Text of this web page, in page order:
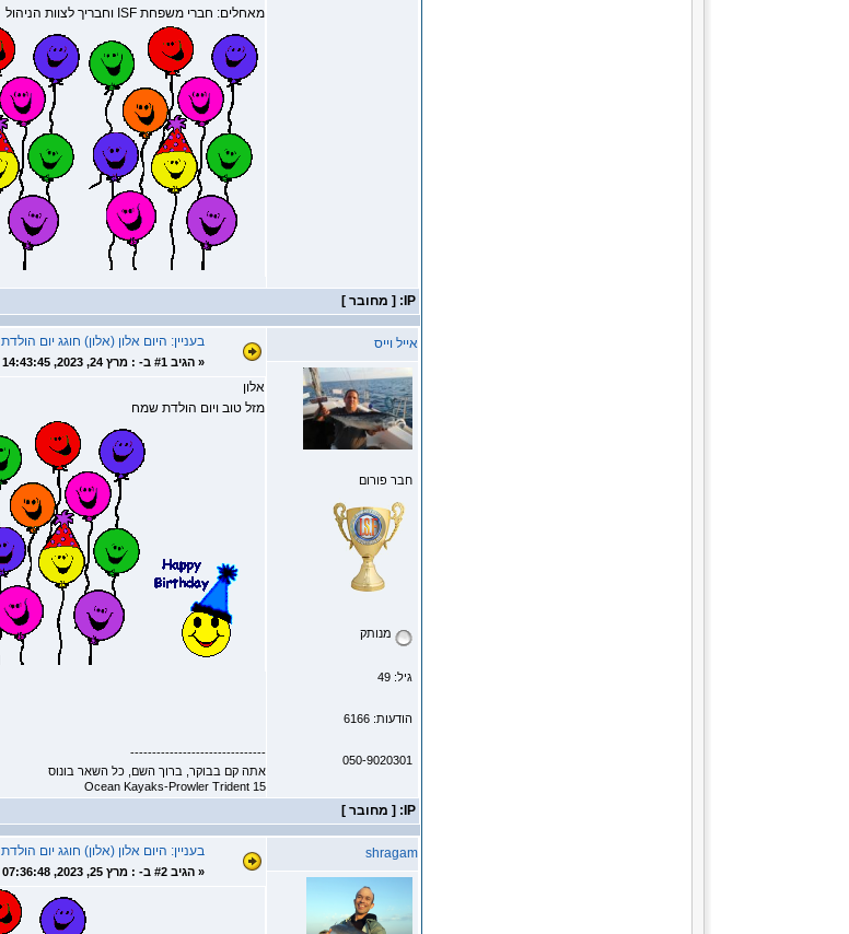
מאחלים: חברי משפחת ISF וחבריך לצוות הניהול
אייל וייס
חבר פורום
מנותק
גיל: 49
הודעות: 6166
050-9020301
בעניין: היום אלון (אלון) חוגג יום הולדת 53
« הגיב #1 ב- : מרץ 24, 2023, 14:43:45 PM »
אלון
מזל טוב ויום הולדת שמח
-------------------------------
אתה קם בבוקר, ברוך השם, כל השאר בונוס
Ocean Kayaks-Prowler Trident 15
shragam בעניין: היום אלון (אלון) חוגג יום הולדת 53
« הגיב #2 ב- : מרץ 25, 2023, 07:36:48 AM »